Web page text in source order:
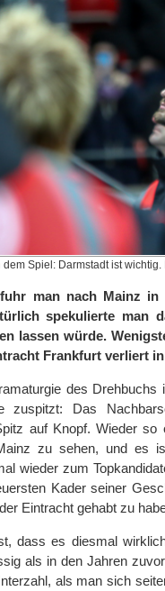
Spiel: Darmstadt ist wichtig.
man nach Mainz
spekulierte man
lassen würde.
Frankfurt verliert
des
zuspitzt: Das
auf Knopf. Wieder
zu sehen, und es
wieder zum
Kader seiner
Eintracht gehabt zu
dass es diesmal
als in den Jahren
als man sich